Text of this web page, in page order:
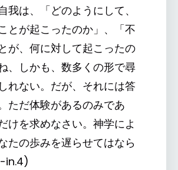
我は、「どのようにして、
とが起こったのか」、「不
が、何に対して起こったの
、しかも、数多くの形で尋
れない。だが、それには答
ただ体験があるのみであ
けを求めなさい。神学によ
たの歩みを遅らせてはなら
in.4)